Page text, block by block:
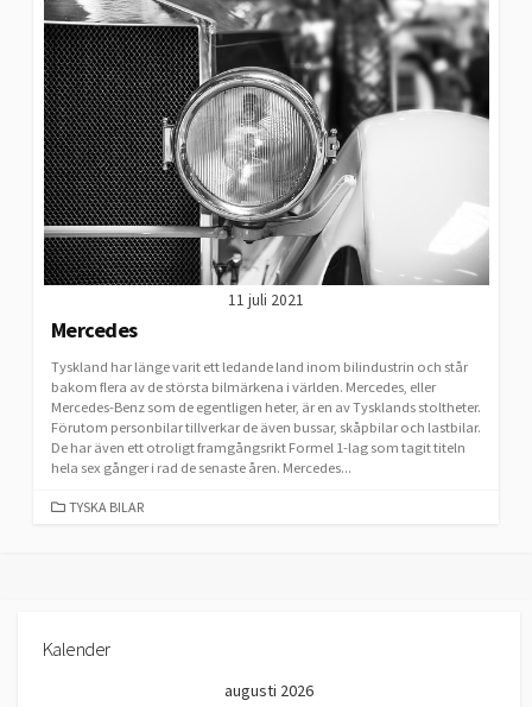
11 juli 2021
Mercedes
Tyskland har länge varit ett ledande land inom bilindustrin och står
bakom flera av de största bilmärkena i världen. Mercedes, eller
Mercedes-Benz som de egentligen heter, är en av Tysklands stoltheter.
Förutom personbilar tillverkar de även bussar, skåpbilar och lastbilar.
De har även ett otroligt framgångsrikt Formel 1-lag som tagit titeln
hela sex gånger i rad de senaste åren. Mercedes...
CATEGORIES
TYSKA BILAR
Kalender
augusti 2026